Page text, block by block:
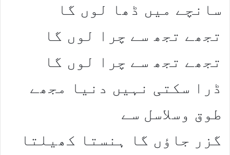
سانچے میں ڈھا لوں گا
تجھے تجھ سے چرا لوں گا
تجھے تجھ سے چرا لوں گا
ڈرا سکتی نہیں دنیا مجھے
طوق وسلاسل سے
گزر جاؤں گا ہنستا کھیلتا